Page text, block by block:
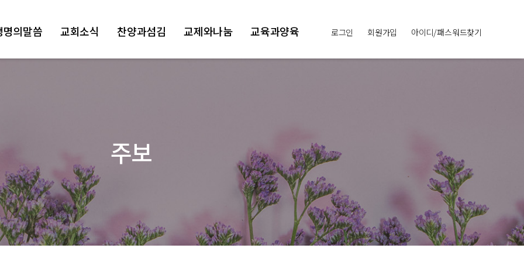
로그인 회원가입 아이디/패스워드찾기
명의말씀 교회소식 찬양과섬김 교제와나눔 교육과양육
주보